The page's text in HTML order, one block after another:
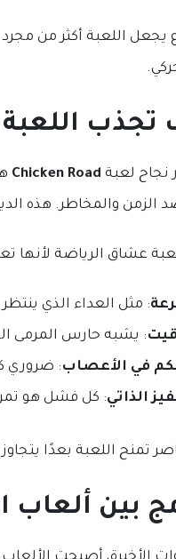
يجعل اللعبة أكثر من
تجذب
نجاح لعبة Chicken Road
والمخاطر. هذه
عشاق الرياضة لأنها
: مثل العداء الذي
: يشبه حارس المرمى
في الأعصاب: ضروري
الذاتي: كل فشل هو
تمنح اللعبة بعدًا
بين ألعاب